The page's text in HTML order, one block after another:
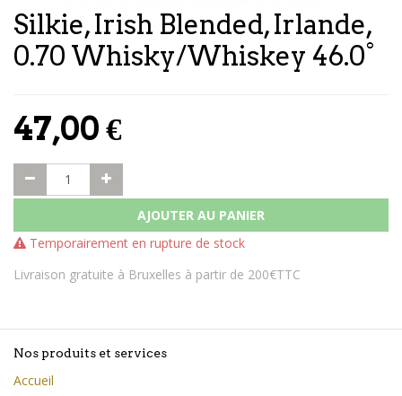
Silkie, Irish Blended, Irlande,
0.70 Whisky/Whiskey 46.0°
47,00€
AJOUTER AU PANIER
Temporairement en rupture de stock
Livraison gratuite à Bruxelles à partir de 200€TTC
Nos produits et services
Accueil